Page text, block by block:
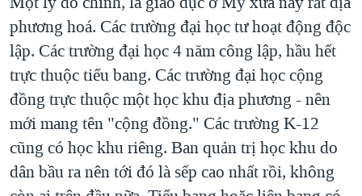
phương hoá. Các trường đại học tư hoạt động độc
lập. Các trường đại học 4 năm công lập, hầu hết
trực thuộc tiểu bang. Các trường đại học cộng
đồng trực thuộc một học khu địa phương - nên
mới mang tên "cộng đồng." Các trường K-12
cũng có học khu riêng. Ban quản trị học khu do
dân bầu ra nên tới đó là sếp cao nhất rồi, không